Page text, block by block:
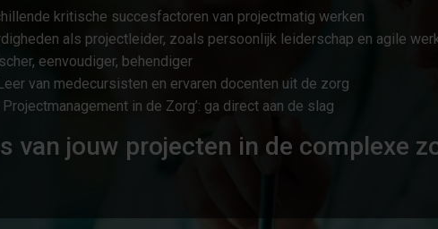
kritische succesfactoren van projectmatig werken
als projectleider, zoals persoonlijk leiderschap en agile
eenvoudiger, behendiger
van medecursisten en ervaren docenten uit de zorg
in de Zorg’: ga direct aan de slag
van jouw projecten in de complexe